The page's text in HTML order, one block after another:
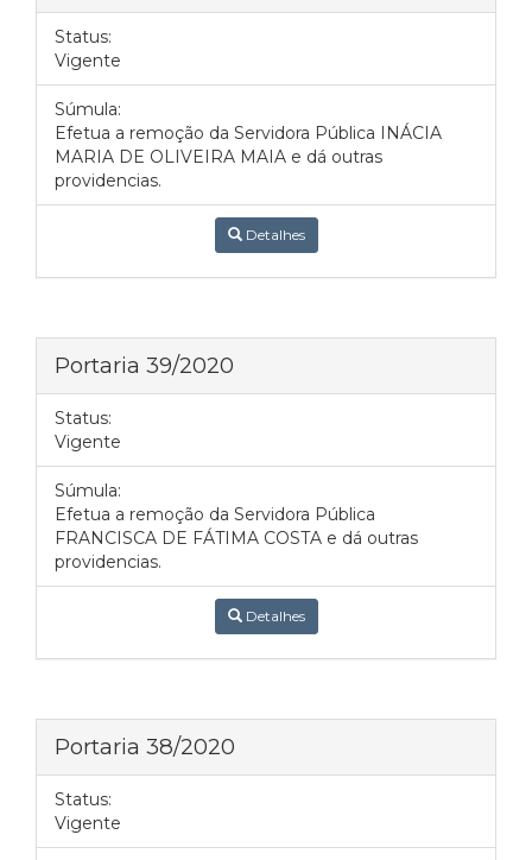
Status:
Vigente
Súmula:
Efetua a remoção da Servidora Pública INÁCIA
MARIA DE OLIVEIRA MAIA e dá outras
providencias.
Detalhes
Portaria 39/2020
Status:
Vigente
Súmula:
Efetua a remoção da Servidora Pública
FRANCISCA DE FÁTIMA COSTA e dá outras
providencias.
Detalhes
Portaria 38/2020
Status:
Vigente